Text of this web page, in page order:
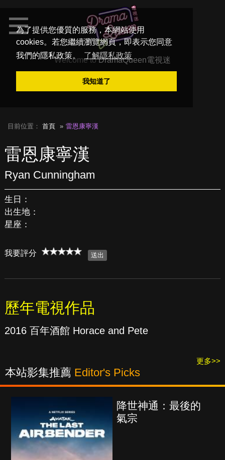
為了提供您優質的服務，本網站使用
cookies。若您繼續瀏覽網頁，即表示您同意
我們的隱私政策。
了解隱私政策
我知道了
Welcome toDramaQueen電視迷
目前位置： 首頁 雷恩康寧漢
雷恩康寧漢
Ryan Cunningham
生日：
出生地：
星座：
我要評分
歷年電視作品
2016 百年酒館 Horace and Pete
更多>>
本站影集推薦 Editor's Picks
降世神通：最後的
氣宗